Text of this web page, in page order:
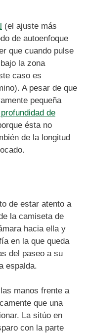
(el ajuste más
de autoenfoque
que cuando pulse
la zona
caso es
A pesar de que
pequeña
profundidad de
ésta no
de la longitud
de estar atento a
la camiseta de
hacia ella y
en la que queda
del paseo a su
espalda.
manos frente a
que una
La sitúo en
con la parte